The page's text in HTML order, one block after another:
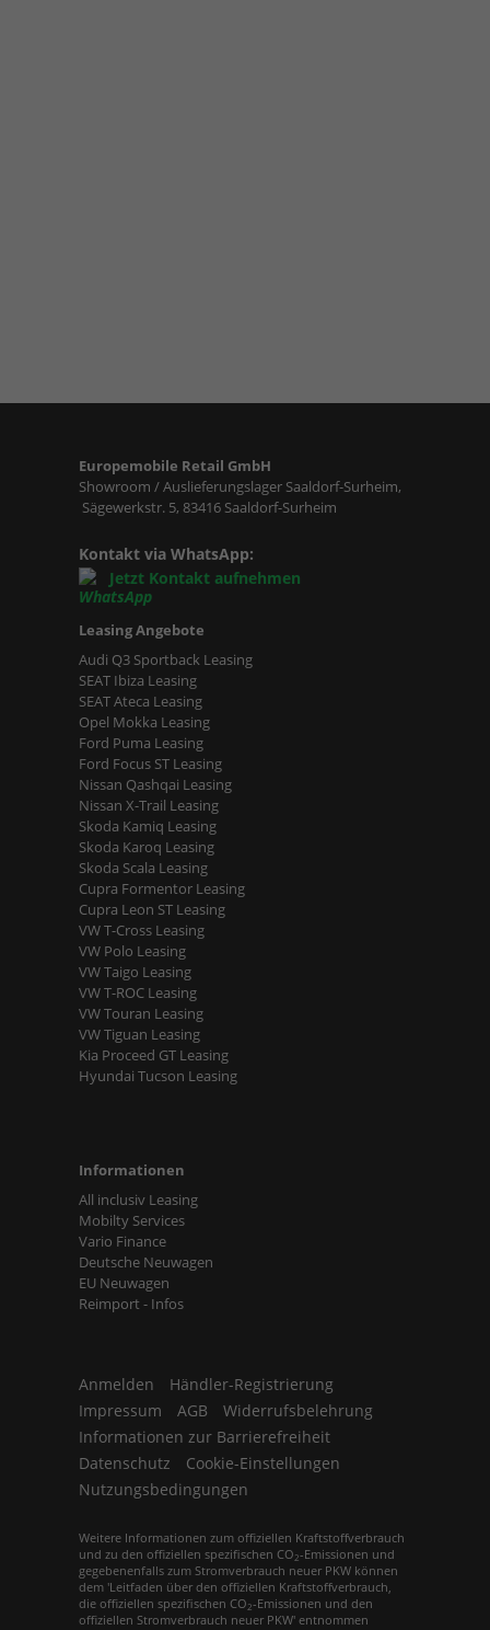
Europemobile Retail GmbH
Showroom / Auslieferungslager Saaldorf-Surheim,
Sägewerkstr. 5, 83416 Saaldorf-Surheim
Kontakt via WhatsApp:
Jetzt Kontakt aufnehmen
Leasing Angebote
Audi Q3 Sportback Leasing
SEAT Ibiza Leasing
SEAT Ateca Leasing
Opel Mokka Leasing
Ford Puma Leasing
Ford Focus ST Leasing
Nissan Qashqai Leasing
Nissan X-Trail Leasing
Skoda Kamiq Leasing
Skoda Karoq Leasing
Skoda Scala Leasing
Cupra Formentor Leasing
Cupra Leon ST Leasing
VW T-Cross Leasing
VW Polo Leasing
VW Taigo Leasing
VW T-ROC Leasing
VW Touran Leasing
VW Tiguan Leasing
Kia Proceed GT Leasing
Hyundai Tucson Leasing
Informationen
All inclusiv Leasing
Mobilty Services
Vario Finance
Deutsche Neuwagen
EU Neuwagen
Reimport - Infos
Anmelden
Händler-Registrierung
Impressum
AGB
Widerrufsbelehrung
Informationen zur Barrierefreiheit
Datenschutz
Cookie-Einstellungen
Nutzungsbedingungen
Weitere Informationen zum offiziellen Kraftstoffverbrauch
und zu den offiziellen spezifischen CO 2-Emissionen und
gegebenenfalls zum Stromverbrauch neuer PKW können
dem 'Leitfaden über den offiziellen Kraftstoffverbrauch,
die offiziellen spezifischen CO 2-Emissionen und den
offiziellen Stromverbrauch neuer PKW' entnommen